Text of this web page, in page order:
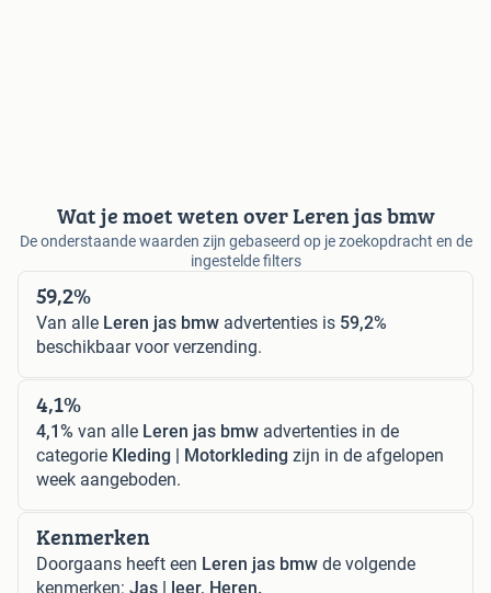
Wat je moet weten over Leren jas bmw
De onderstaande waarden zijn gebaseerd op je zoekopdracht en de
ingestelde filters
59,2%
Van alle Leren jas bmw advertenties is 59,2%
beschikbaar voor verzending.
4,1%
4,1% van alle Leren jas bmw advertenties in de
categorie Kleding | Motorkleding zijn in de afgelopen
week aangeboden.
Kenmerken
Doorgaans heeft een Leren jas bmw de volgende
kenmerken: Jas | leer, Heren.